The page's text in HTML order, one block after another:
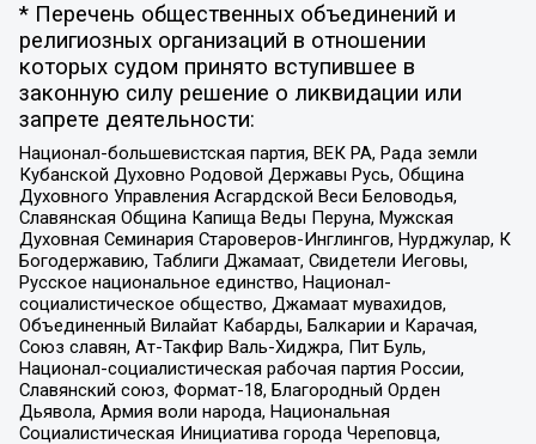
* Перечень общественных объединений и
религиозных организаций в отношении
которых судом принято вступившее в
законную силу решение о ликвидации или
запрете деятельности:
Национал-большевистская партия, ВЕК РА, Рада земли
Кубанской Духовно Родовой Державы Русь, Община
Духовного Управления Асгардской Веси Беловодья,
Славянская Община Капища Веды Перуна, Мужская
Духовная Семинария Староверов-Инглингов, Нурджулар, К
Богодержавию, Таблиги Джамаат, Свидетели Иеговы,
Русское национальное единство, Национал-
социалистическое общество, Джамаат мувахидов,
Объединенный Вилайат Кабарды, Балкарии и Карачая,
Союз славян, Ат-Такфир Валь-Хиджра, Пит Буль,
Национал-социалистическая рабочая партия России,
Славянский союз, Формат-18, Благородный Орден
Дьявола, Армия воли народа, Национальная
Социалистическая Инициатива города Череповца,